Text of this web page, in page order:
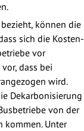
können die
sich die Kosten-
vor
dass bei
wird.
Dekarbonisierung
von der
kommen. Unter